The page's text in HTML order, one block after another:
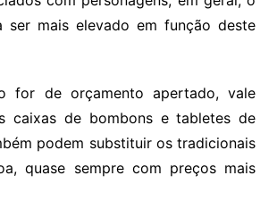
ser mais elevado em função deste
for de orçamento apertado, vale
caixas de bombons e tabletes de
podem substituir os tradicionais
quase sempre com preços mais